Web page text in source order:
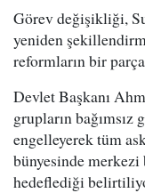
Görev değişikliği,
yeniden
reformların bir
Devlet Başkanı
grupların bağımsız
engelleyerek tüm
bünyesinde merkezi
hedeflediği